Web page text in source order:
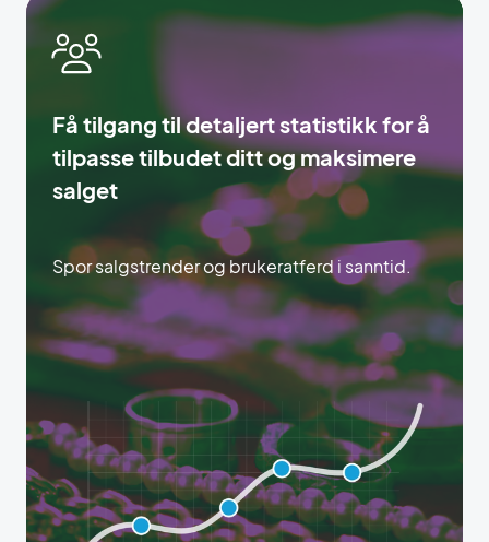
Få tilgang til detaljert statistikk for å
tilpasse tilbudet ditt og maksimere
salget
Spor salgstrender og brukeratferd i sanntid.